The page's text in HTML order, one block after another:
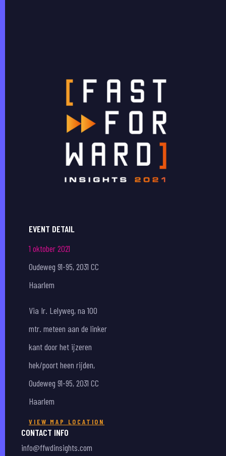
EVENT DETAIL
1 oktober 2021
Oudeweg 91-95, 2031 CC
Haarlem
Via Ir. Lelyweg, na 100
mtr. meteen aan de linker
kant door het ijzeren
hek/poort heen rijden,
Oudeweg 91-95, 2031 CC
Haarlem
VIEW MAP LOCATION
CONTACT INFO
info@ffwdinsights.com